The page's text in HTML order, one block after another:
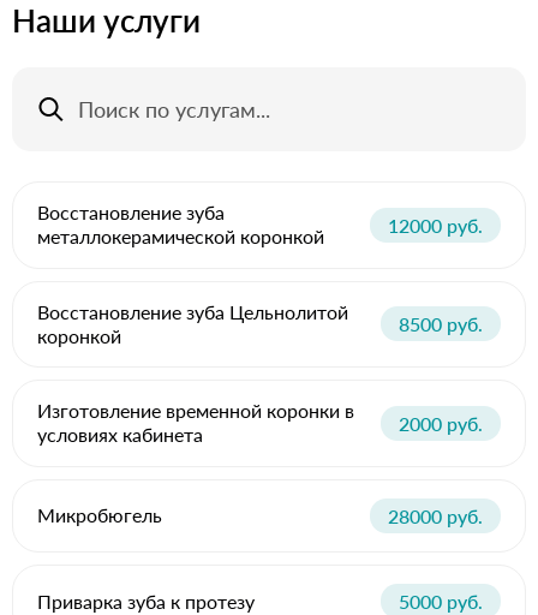
Наши услуги
Восстановление зуба
металлокерамической коронкой
12000 руб.
Восстановление зуба Цельнолитой
коронкой
8500 руб.
Изготовление временной коронки в
условиях кабинета
2000 руб.
Микробюгель 28000 руб.
Приварка зуба к протезу 5000 руб.